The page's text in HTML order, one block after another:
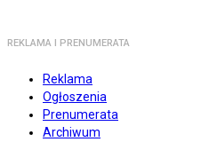
REKLAMA I PRENUMERATA
Reklama
Ogłoszenia
Prenumerata
Archiwum